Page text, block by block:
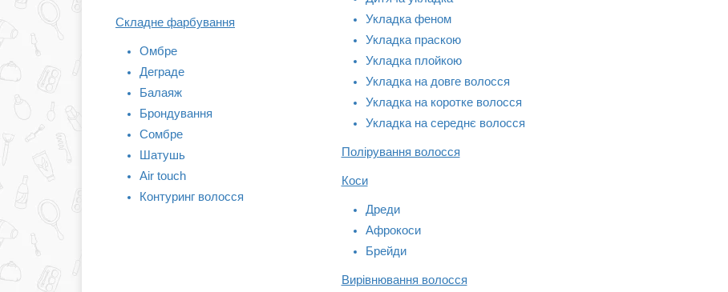
Складне фарбування
Омбре
Деграде
Балаяж
Брондування
Сомбре
Шатушь
Air touch
Контуринг волосся
Укладка феном
Укладка праскою
Укладка плойкою
Укладка на довге волосся
Укладка на коротке волосся
Укладка на середнє волосся
Полірування волосся
Коси
Дреди
Афрокоси
Брейди
Вирівнювання волосся